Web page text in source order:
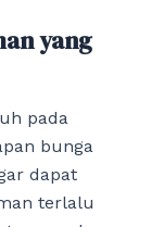
yang
pada
bunga
dapat
terlalu